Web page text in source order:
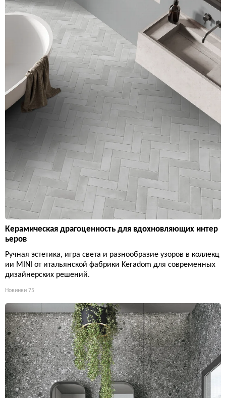
Керамическая драгоценность для вдохновляющих интер
ьеров
Ручная эстетика, игра света и разнообразие узоров в коллекц
ии MINI от итальянской фабрики Keradom для современных
дизайнерских решений.
Новинки 75